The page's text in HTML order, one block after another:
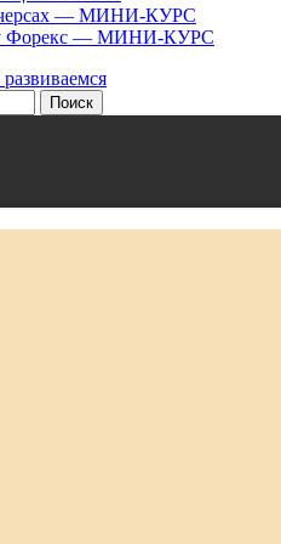
— МИНИ-КУРС
Форекс — МИНИ-КУРС